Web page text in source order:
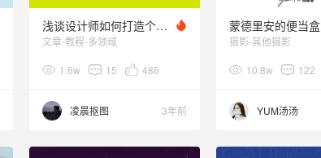
浅谈设计师如何打造个人IP
文章-教程-多领域
1.6w 15 486
凌晨抠图 3年前
蒙德里安的便当盒
摄影-其他摄影
10.8w 122
YUM汤汤